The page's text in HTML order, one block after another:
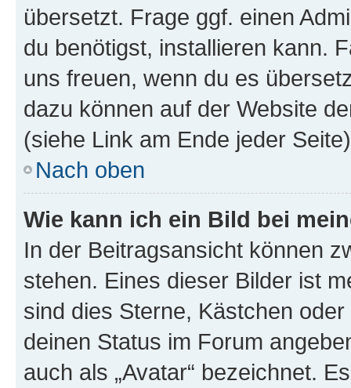
übersetzt. Frage ggf. einen
du benötigst, installieren kann.
uns freuen, wenn du es
dazu können auf der Website
(siehe Link am Ende jeder
Nach oben
Wie kann ich ein Bild bei
In der Beitragsansicht können
stehen. Eines dieser Bilder ist
sind dies Sterne, Kästchen
deinen Status im Forum
auch als „Avatar“ bezeichnet.